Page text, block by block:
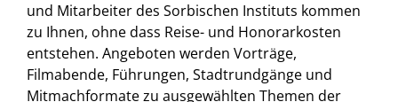
und Mitarbeiter des Sorbischen Instituts kommen
zu Ihnen, ohne dass Reise- und Honorarkosten
entstehen. Angeboten werden Vorträge,
Filmabende, Führungen, Stadtrundgänge und
Mitmachformate zu ausgewählten Themen der